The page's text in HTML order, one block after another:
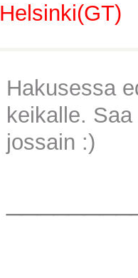
Helsinki(GT)
Hakusessa
keikalle.
jossain :)